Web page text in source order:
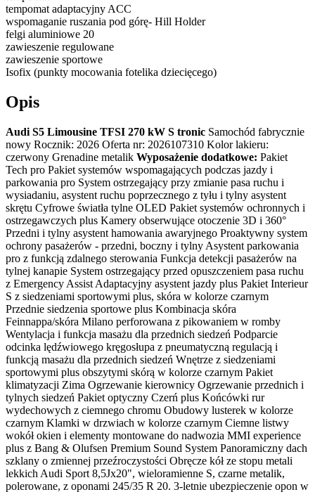
tempomat adaptacyjny ACC
wspomaganie ruszania pod górę- Hill Holder
felgi aluminiowe 20
zawieszenie regulowane
zawieszenie sportowe
Isofix (punkty mocowania fotelika dziecięcego)
Opis
Audi S5 Limousine TFSI 270 kW S tronic Samochód fabrycznie
nowy Rocznik: 2026 Oferta nr: 2026107310 Kolor lakieru:
czerwony Grenadine metalik Wyposażenie dodatkowe: Pakiet
Tech pro Pakiet systemów wspomagających podczas jazdy i
parkowania pro System ostrzegający przy zmianie pasa ruchu i
wysiadaniu, asystent ruchu poprzecznego z tyłu i tylny asystent
skrętu Cyfrowe światła tylne OLED Pakiet systemów ochronnych i
ostrzegawczych plus Kamery obserwujące otoczenie 3D i 360°
Przedni i tylny asystent hamowania awaryjnego Proaktywny system
ochrony pasażerów - przedni, boczny i tylny Asystent parkowania
pro z funkcją zdalnego sterowania Funkcja detekcji pasażerów na
tylnej kanapie System ostrzegający przed opuszczeniem pasa ruchu
z Emergency Assist Adaptacyjny asystent jazdy plus Pakiet Interieur
S z siedzeniami sportowymi plus, skóra w kolorze czarnym
Przednie siedzenia sportowe plus Kombinacja skóra
Feinnappa/skóra Milano perforowana z pikowaniem w romby
Wentylacja i funkcja masażu dla przednich siedzeń Podparcie
odcinka lędźwiowego kręgosłupa z pneumatyczną regulacją i
funkcją masażu dla przednich siedzeń Wnętrze z siedzeniami
sportowymi plus obszytymi skórą w kolorze czarnym Pakiet
klimatyzacji Zima Ogrzewanie kierownicy Ogrzewanie przednich i
tylnych siedzeń Pakiet optyczny Czerń plus Końcówki rur
wydechowych z ciemnego chromu Obudowy lusterek w kolorze
czarnym Klamki w drzwiach w kolorze czarnym Ciemne listwy
wokół okien i elementy montowane do nadwozia MMI experience
plus z Bang & Olufsen Premium Sound System Panoramiczny dach
szklany o zmiennej przeźroczystości Obręcze kół ze stopu metali
lekkich Audi Sport 8,5Jx20", wieloramienne S, czarne metalik,
polerowane, z oponami 245/35 R 20. 3-letnie ubezpieczenie opon w